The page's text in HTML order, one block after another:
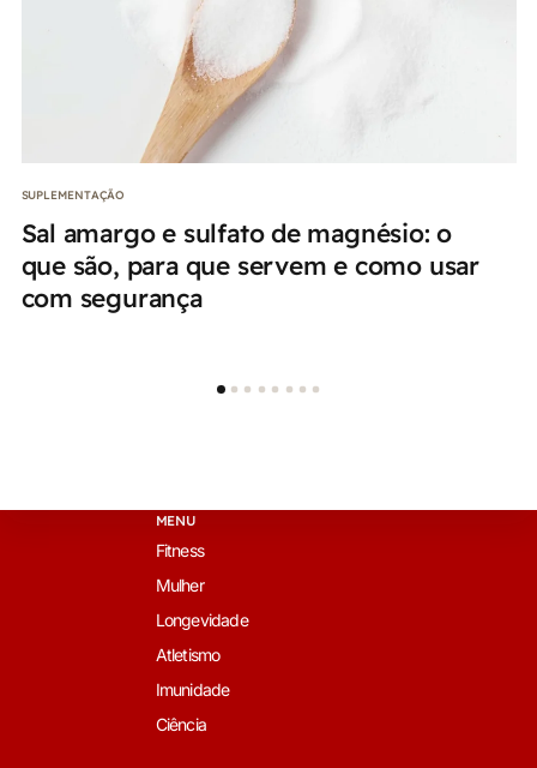
SUPLEMENTAÇÃO
Sal amargo e sulfato de magnésio: o
que são, para que servem e como usar
com segurança
MENU
Fitness
Mulher
Longevidade
Atletismo
Imunidade
Ciência